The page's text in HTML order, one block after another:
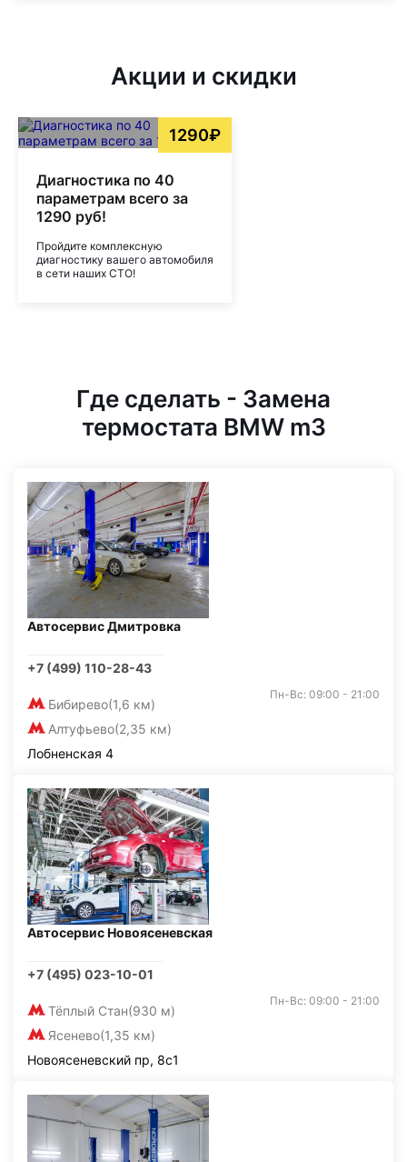
Акции и скидки
1290₽
Диагностика по 40
параметрам всего за
1290 руб!
Пройдите комплексную
диагностику вашего автомобиля
в сети наших СТО!
Где сделать - Замена
термостата BMW m3
Автосервис Дмитровка
+7 (499) 110-28-43
Бибирево(1,6 км)
Алтуфьево(2,35 км)
Пн-Вс: 09:00 - 21:00
Лобненская 4
Автосервис Новоясеневская
+7 (495) 023-10-01
Тёплый Стан(930 м)
Ясенево(1,35 км)
Пн-Вс: 09:00 - 21:00
Новоясеневский пр, 8с1